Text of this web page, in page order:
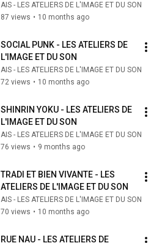
AIS - LES ATELIERS DE L'IMAGE ET DU SON
87 views • 10 months ago
SOCIAL PUNK - LES ATELIERS DE
L'IMAGE ET DU SON
AIS - LES ATELIERS DE L'IMAGE ET DU SON
72 views • 10 months ago
SHINRIN YOKU - LES ATELIERS DE
L'IMAGE ET DU SON
AIS - LES ATELIERS DE L'IMAGE ET DU SON
76 views • 9 months ago
TRADI ET BIEN VIVANTE - LES
ATELIERS DE L'IMAGE ET DU SON
AIS - LES ATELIERS DE L'IMAGE ET DU SON
70 views • 10 months ago
RUE NAU - LES ATELIERS DE